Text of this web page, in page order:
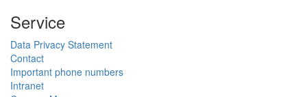
Service
Data Privacy Statement
Contact
Important phone numbers
Intranet